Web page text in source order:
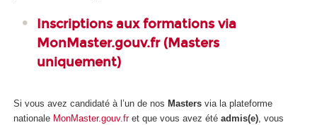
Inscriptions aux formations via
MonMaster.gouv.fr(Masters
uniquement)
Si vous avez candidaté à l’un de nos Masters via la plateforme
nationale MonMaster.gouv.fret que vous avez été admis(e), vous